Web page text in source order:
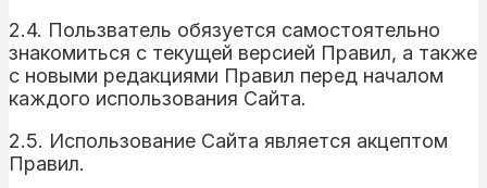
2.4. Пользватель обязуется самостоятельно
знакомиться с текущей версией Правил, а также
с новыми редакциями Правил перед началом
каждого использования Сайта.
2.5. Использование Сайта является акцептом
Правил.